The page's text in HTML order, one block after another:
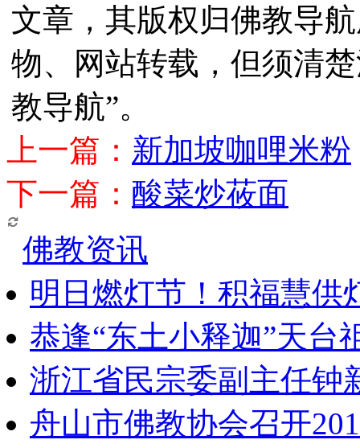
文章，其版权归佛教导
物、网站转载，但须清
教导航”。
上一篇： 新加坡咖哩米粉
下一篇： 酸菜炒莜面
佛教资讯
明日燃灯节！积福慧供
恭逢“东土小释迦”天台
浙江省民宗委副主任钟
舟山市佛教协会召开